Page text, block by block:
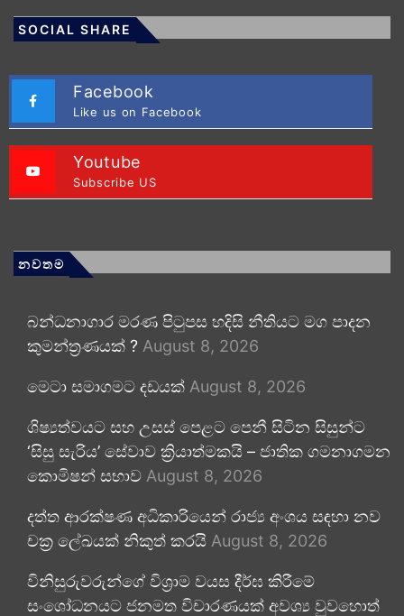
SOCIAL SHARE
Facebook
Like us on Facebook
Youtube
Subscribe US
නවතම
බන්ධනාගාර මරණ පිටුපස හදිසි නීතියට මග පාදන
කුමන්ත්‍රණයක් ? August 8, 2026
මෙටා සමාගමට දඩයක් August 8, 2026
ශිෂ්‍යත්වයට සහ උසස් පෙළට පෙනී සිටින සිසුන්ට
‘සිසු සැරිය’ සේවාව ක්‍රියාත්මකයි – ජාතික ගමනාගමන
කොමිෂන් සභාව August 8, 2026
දත්ත ආරක්ෂණ අධිකාරියෙන් රාජ්‍ය අංශය සඳහා නව
චක්‍ර ලේඛයක් නිකුත් කරයි August 8, 2026
විනිසුරුවරුන්ගේ විශ්‍රාම වයස දීර්ඝ කිරීමේ
සංශෝධනයට ජනමත විචාරණයක් අවශ්‍ය වුවහොත්